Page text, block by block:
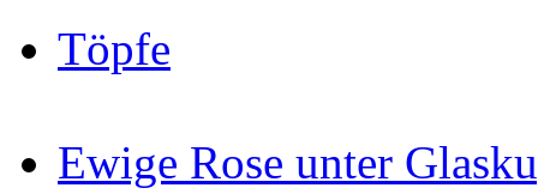
Töpfe
Ewige Rose unter